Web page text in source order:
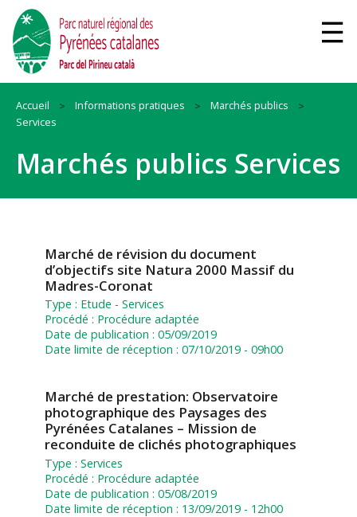
Accueil Informations pratiques
Marchés publics
Services
Marchés publics Services
Marché de révision du document
d’objectifs site Natura 2000 Massif du
Madres-Coronat
Type : Etude - Services
Procédé : Procédure adaptée
Date de publication : 05/09/2019
Date limite de réception : 07/10/2019 - 09h00
Marché de prestation: Observatoire
photographique des Paysages des
Pyrénées Catalanes – Mission de
reconduite de clichés photographiques
Type : Services
Procédé : Procédure adaptée
Date de publication : 05/08/2019
Date limite de réception : 13/09/2019 - 12h00